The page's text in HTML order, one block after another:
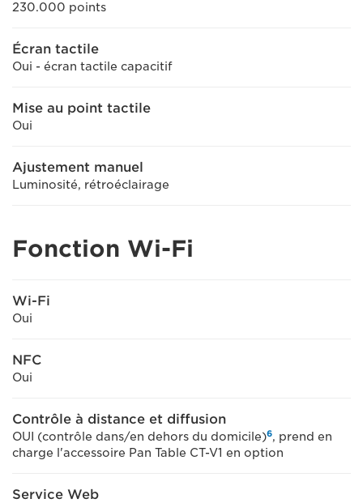
230.000 points
Écran tactile
Oui - écran tactile capacitif
Mise au point tactile
Oui
Ajustement manuel
Luminosité, rétroéclairage
Fonction Wi-Fi
Wi-Fi
Oui
NFC
Oui
Contrôle à distance et diffusion
OUI (contrôle dans/en dehors du domicile)6, prend en
charge l'accessoire Pan Table CT-V1 en option
Service Web